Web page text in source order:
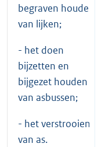
begraven houden
van lijken;
- het doen
bijzetten en
bijgezet houden
van asbussen;
- het verstrooien
van as.